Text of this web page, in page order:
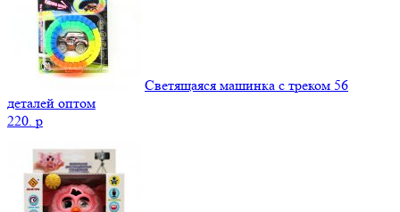
Светящаяся машинка с треком 56
деталей оптом
220. p